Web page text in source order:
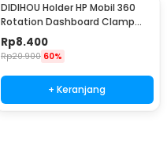
DIDIHOU Holder HP Mobil 360
Rotation Dashboard Clamp
Car Phone Holder - YB20-3
Rp8.400
Rp20.900 60%
+ Keranjang